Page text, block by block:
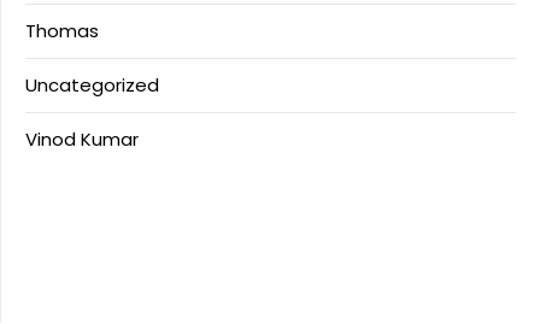
Thomas
Uncategorized
Vinod Kumar